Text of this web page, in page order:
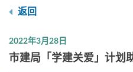
返回
2022年3月28日
市建局「学建关爱」计划